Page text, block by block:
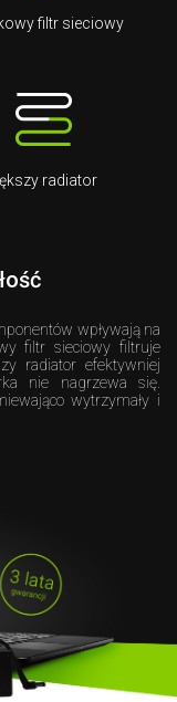
filtr sieciowy
radiator
wpływają na
filtr sieciowy filtruje
radiator efektywniej
nie nagrzewa się.
wytrzymały i